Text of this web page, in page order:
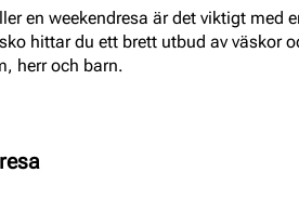
en weekendresa är det viktigt med
hittar du ett brett utbud av väskor
herr och barn.